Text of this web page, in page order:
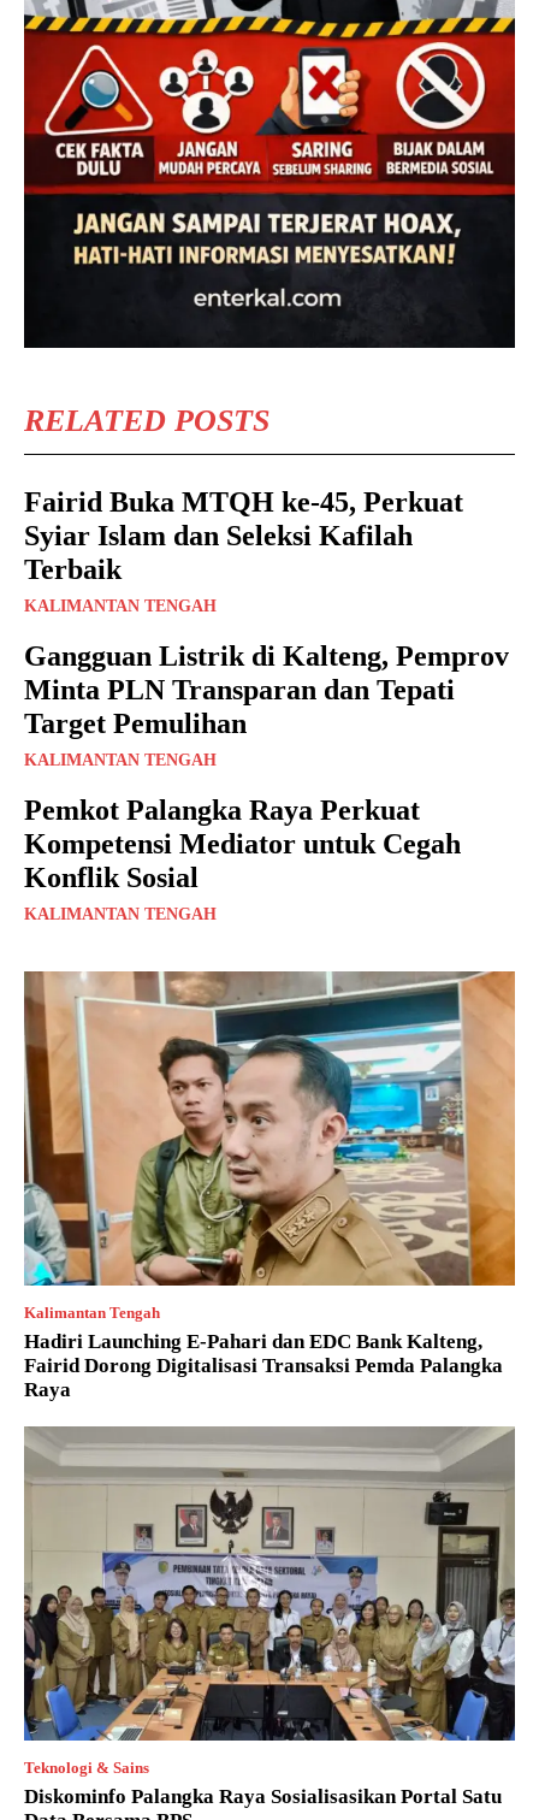
RELATED POSTS
Fairid Buka MTQH ke-45, Perkuat
Syiar Islam dan Seleksi Kafilah
Terbaik
KALIMANTAN TENGAH
Gangguan Listrik di Kalteng, Pemprov
Minta PLN Transparan dan Tepati
Target Pemulihan
KALIMANTAN TENGAH
Pemkot Palangka Raya Perkuat
Kompetensi Mediator untuk Cegah
Konflik Sosial
KALIMANTAN TENGAH
Kalimantan Tengah
Hadiri Launching E-Pahari dan EDC Bank Kalteng,
Fairid Dorong Digitalisasi Transaksi Pemda Palangka
Raya
Teknologi & Sains
Diskominfo Palangka Raya Sosialisasikan Portal Satu